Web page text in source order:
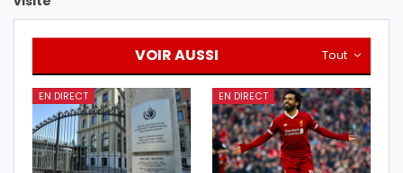
Tout
VOIR AUSSI
EN DIRECT EN DIRECT